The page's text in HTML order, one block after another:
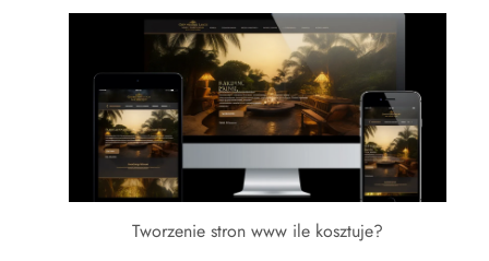
Tworzenie stron www ile kosztuje?